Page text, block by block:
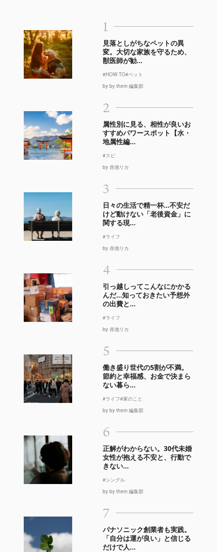
1
見落としがちなペットの異
変。大切な家族を守るため、
獣医師が勧...
#HOW TO#ペット
by by them 編集部
2
属性別に見る、相性が良いお
すすめパワースポット【水・
地属性編...
#スピ
by 赤池リカ
3
日々の生活で精一杯…不安だ
けど動けない「老後資金」に
関する現...
#ライフ
by 赤池リカ
4
引っ越しってこんなにかかる
んだ…知っておきたい予想外
の出費と...
#ライフ
by 赤池リカ
5
働き盛り世代の5割が不満。
節約と幸福感、お金で決まら
ない暮ら...
#ライフ#家のこと
by by them 編集部
6
正解がわからない。30代未婚
女性が抱える不安と、行動で
きない...
#シングル
by by them 編集部
7
パナソニック創業者も実践。
「自分は運が良い」と信じる
だけで人...